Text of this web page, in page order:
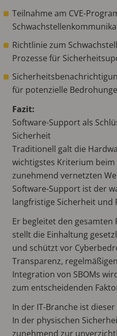
Teilnahme am CVE-
Richtlinie zum
Prozesse für
für potenzielle
Fazit:
Software-Support als
Sicherheit
Traditionell galt die
wichtigstes Kriterium
zunehmend vernetzten
Software-Support ist der
langfristige Sicherheit und
Er begleitet den gesamten
stellt die Einhaltung
und schützt vor
Transparenz,
Integration von SBOMs
zum entscheidenden
In der IT-Branche ist
In der physischen
zunehmend zur